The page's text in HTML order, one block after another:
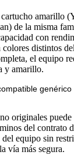
amarillo
de la misma
con
colores distintos
el equipo
y amarillo.
originales
del contrato
equipo sin
vía más segura.